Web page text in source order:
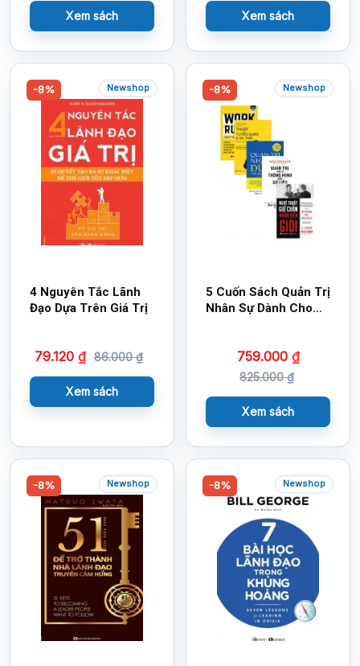
Xem sách Xem sách
-8% Newshop
4 Nguyên Tắc Lãnh
Đạo Dựa Trên Giá Trị
79.120 ₫ 86.000₫
Xem sách
-8% Newshop
5 Cuốn Sách Quản Trị
Nhân Sự Dành Cho
759.000 ₫
825.000₫
Xem sách
-8% Newshop -8% Newshop